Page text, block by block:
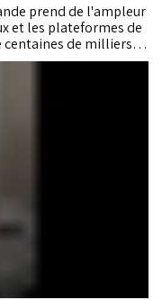
prend de l'ampleur
et les plateformes de
centaines de milliers
l'ampleur croissante